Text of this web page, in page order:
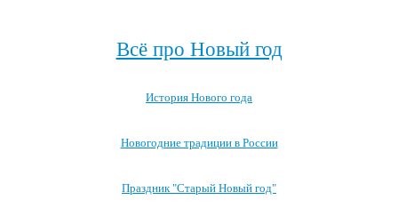
Всё про Новый год
История Нового года
Новогодние традиции в России
Праздник "Старый Новый год"